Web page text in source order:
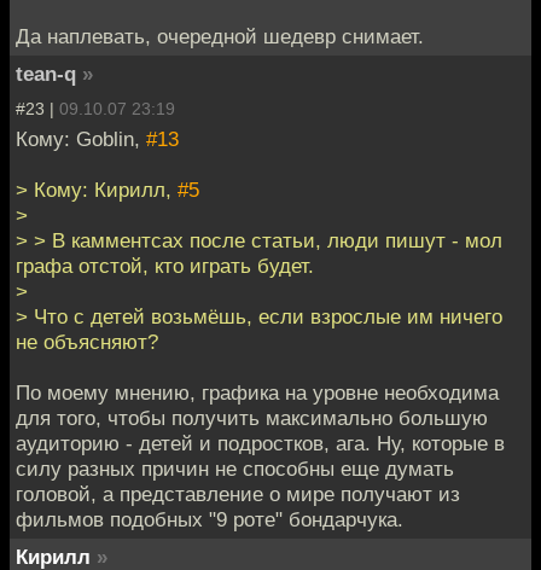
Да наплевать, очередной шедевр снимает.
tean-q »
#23 | 09.10.07 23:19
Кому: Goblin, #13
> Кому: Кирилл, #5
>
> > В камментсах после статьи, люди пишут - мол
графа отстой, кто играть будет.
>
> Что с детей возьмёшь, если взрослые им ничего
не объясняют?
По моему мнению, графика на уровне необходима
для того, чтобы получить максимально большую
аудиторию - детей и подростков, ага. Ну, которые в
силу разных причин не способны еще думать
головой, а представление о мире получают из
фильмов подобных "9 роте" бондарчука.
Кирилл »